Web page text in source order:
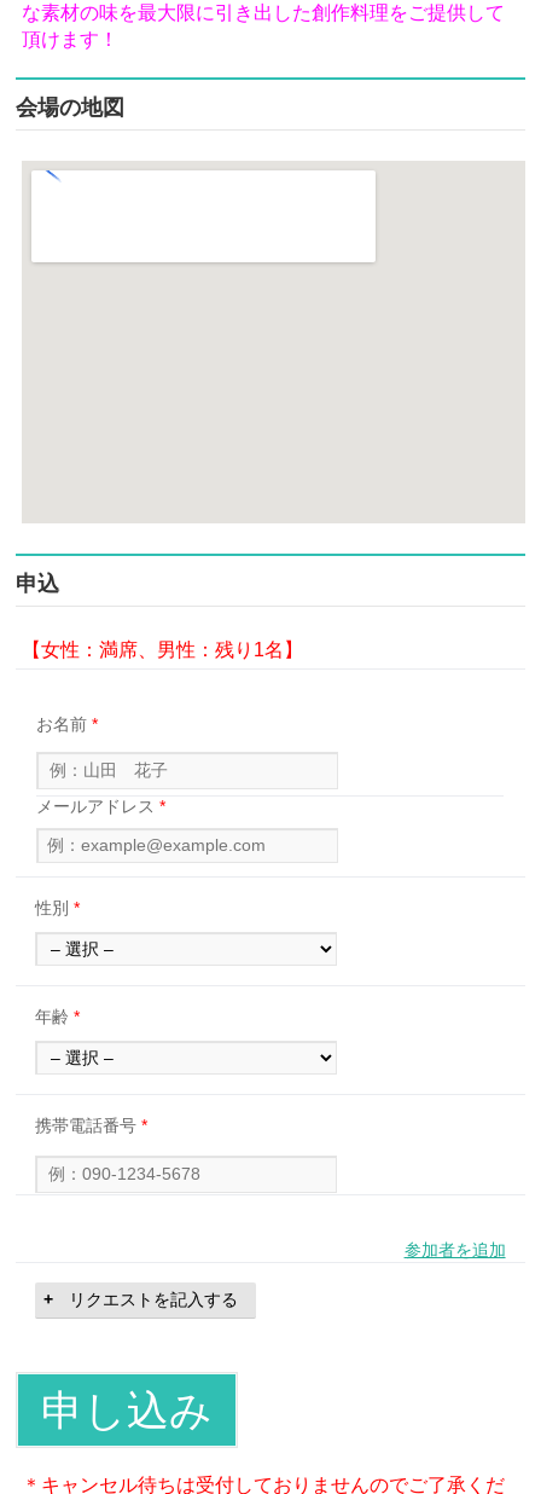
な素材の味を最大限に引き出した創作料理をご提供して
頂けます！
会場の地図
申込
【女性：満席、 男性：残り1名】
お名前*
メールアドレス*
性別*
年齢*
携帯電話番号*
参加者を追加
リクエストを記入する
＊キャンセル待ちは受付しておりませんのでご了承くだ